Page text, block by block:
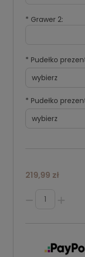
* Grawer 2:
* Pudełko
* Pudełko
219,99 zł